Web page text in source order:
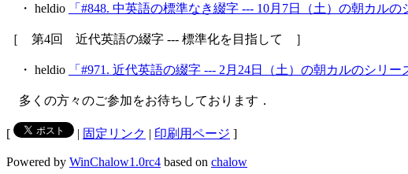
・ heldio
「#848. 中英語の標準なき綴字 --- 10月7日（土）の朝カルの
［ 第4回 近代英語の綴字 --- 標準化を目指して ］
・ heldio 「#971. 近代英語の綴字 --- 2月24日（土）の朝カルのシリー
多くの方々のご参加をお待ちしております．
[ | 固定リンク | 印刷用ページ ]
Powered by WinChalow1.0rc4 based on chalow